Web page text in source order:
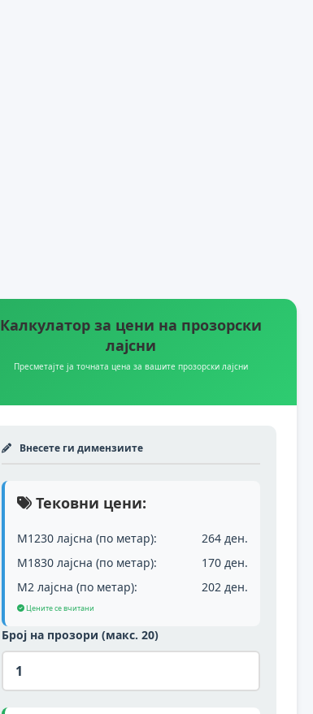
Калкулатор за цени на прозорски
лајсни
Пресметајте ја точната цена за вашите прозорски лајсни
Внесете ги димензиите
Тековни цени:
М1230 лајсна (по метар):
264 ден.
М1830 лајсна (по метар):
170 ден.
М2 лајсна (по метар):
202 ден.
Цените се вчитани
Број на прозори (макс. 20)